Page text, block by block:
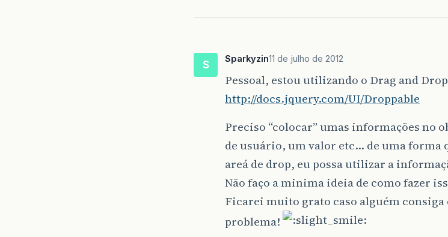
S Sparkyzin11 de julho de 2012
Pessoal, estou utilizando o Drag and
http://docs.jquery.com/UI/Droppable
Preciso “colocar” umas informações no
de usuário, um valor etc… de uma forma
areá de drop, eu possa utilizar a
Não faço a minima ideia de como fazer
Ficarei muito grato caso alguém consiga
problema!